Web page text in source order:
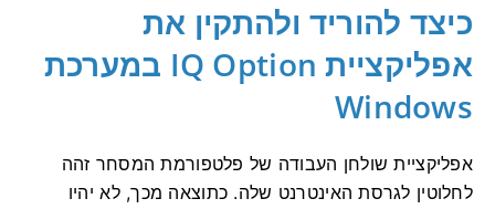
כיצד להוריד ולהתקין את
אפליקציית IQ Option במערכת
Windows
אפליקציית שולחן העבודה של פלטפורמת המסחר זהה
לחלוטין לגרסת האינטרנט שלה. כתוצאה מכך, לא יהיו